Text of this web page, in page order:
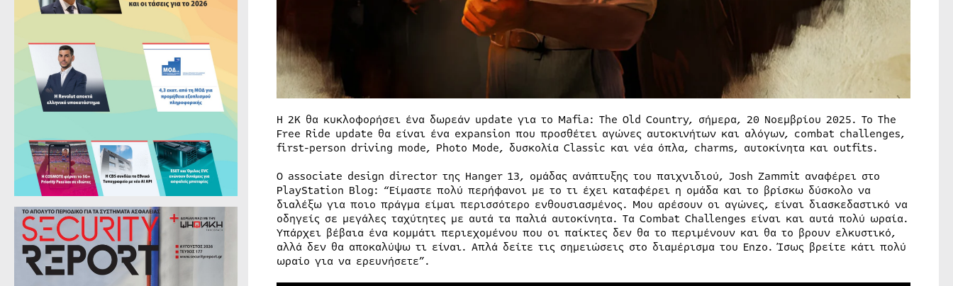
Η 2K θα κυκλοφορήσει ένα δωρεάν update για το Mafia: The Old Country, σήμερα, 20 Νοεμβρίου 2025. Το The
Free Ride update θα είναι ένα expansion που προσθέτει αγώνες αυτοκινήτων και αλόγων, combat challenges,
first-person driving mode, Photo Mode, δυσκολία Classic και νέα όπλα, charms, αυτοκίνητα και outfits.
O associate design director της Hanger 13, ομάδας ανάπτυξης του παιχνιδιού, Josh Zammit αναφέρει στο
PlayStation Blog: “Είμαστε πολύ περήφανοι με το τι έχει καταφέρει η ομάδα και το βρίσκω δύσκολο να
διαλέξω για ποιο πράγμα είμαι περισσότερο ενθουσιασμένος. Μου αρέσουν οι αγώνες, είναι διασκεδαστικό να
οδηγείς σε μεγάλες ταχύτητες με αυτά τα παλιά αυτοκίνητα. Τα Combat Challenges είναι και αυτά πολύ ωραία.
Υπάρχει βέβαια ένα κομμάτι περιεχομένου που οι παίκτες δεν θα το περιμένουν και θα το βρουν ελκυστικό,
αλλά δεν θα αποκαλύψω τι είναι. Απλά δείτε τις σημειώσεις στο διαμέρισμα του Enzo. Ίσως βρείτε κάτι πολύ
ωραίο για να ερευνήσετε”.